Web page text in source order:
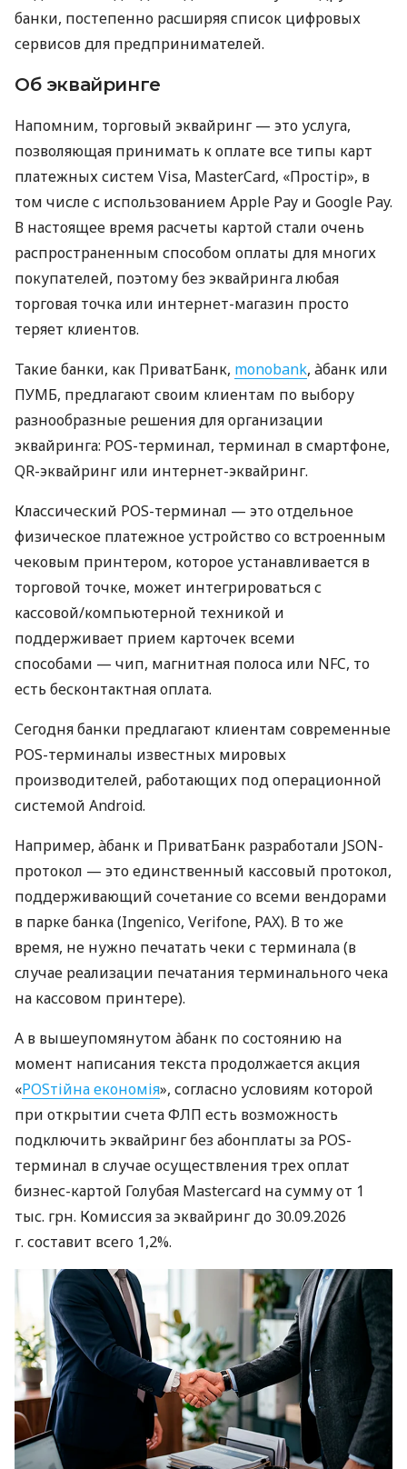
банки, постепенно расширяя список цифровых
сервисов для предпринимателей.
Об эквайринге
Напомним, торговый эквайринг — это услуга,
позволяющая принимать к оплате все типы карт
платежных систем Visa, MasterCard, «Простір», в
том числе с использованием Apple Pay и Google Pay.
В настоящее время расчеты картой стали очень
распространенным способом оплаты для многих
покупателей, поэтому без эквайринга любая
торговая точка или интернет-магазин просто
теряет клиентов.
Такие банки, как ПриватБанк, monobank, àбанк или
ПУМБ, предлагают своим клиентам по выбору
разнообразные решения для организации
эквайринга: POS-терминал, терминал в смартфоне,
QR-эквайринг или интернет-эквайринг.
Классический POS-терминал — это отдельное
физическое платежное устройство со встроенным
чековым принтером, которое устанавливается в
торговой точке, может интегрироваться с
кассовой/компьютерной техникой и
поддерживает прием карточек всеми
способами — чип, магнитная полоса или NFC, то
есть бесконтактная оплата.
Сегодня банки предлагают клиентам современные
POS-терминалы известных мировых
производителей, работающих под операционной
системой Android.
Например, àбанк и ПриватБанк разработали JSON-
протокол — это единственный кассовый протокол,
поддерживающий сочетание со всеми вендорами
в парке банка (Ingenico, Verifone, PAX). В то же
время, не нужно печатать чеки с терминала (в
случае реализации печатания терминального чека
на кассовом принтере).
А в вышеупомянутом àбанк по состоянию на
момент написания текста продолжается акция
«POSтійна економія», согласно условиям которой
при открытии счета ФЛП есть возможность
подключить эквайринг без абонплаты за POS-
терминал в случае осуществления трех оплат
бизнес-картой Голубая Mastercard на сумму от 1
тыс. грн. Комиссия за эквайринг до 30.09.2026
г. составит всего 1,2%.